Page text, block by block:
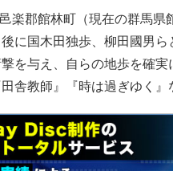
楽郡館林町（現在の群馬
に国木田独歩、柳田國男
を与え、自らの地歩を確
舎教師』『時は過ぎゆく』